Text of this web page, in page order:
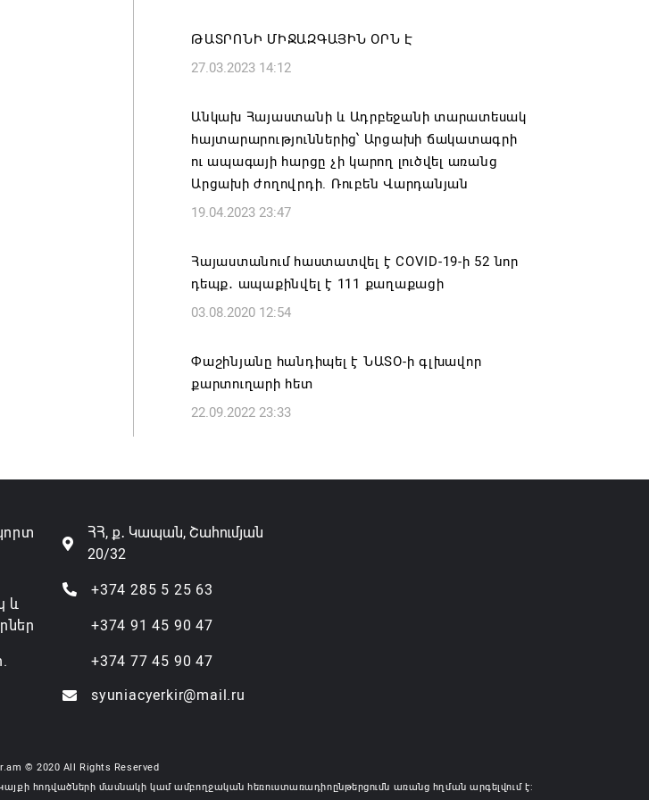
Ժամանակակից Բելառուսին պակասում է այն
Լուկաշենկոն
07.08.2026 17:16
ՀՀ ԱԱԾ սահմանապահ զորքերի
07.08.2026 16:57
07.08.2026 16:55
ԹԱՏՐՈՆԻ ՄԻՋԱԶԳԱՅԻՆ ՕՐՆ Է
27.03.2023 14:12
Անկախ Հայաստանի և Ադրբեջանի տարատեսակ
հայտարարություններից՝ Արցախի ճակատագրի
ու ապագայի հարցը չի կարող լուծվել առանց
Արցախի ժողովրդի. Ռուբեն Վարդանյան
19.04.2023 23:47
Հայաստանում հաստատվել է COVID-19-ի 52 նոր
դեպք․ ապաքինվել է 111 քաղաքացի
03.08.2020 12:54
Փաշինյանը հանդիպել է ՆԱՏՕ-ի գլխավոր
քարտուղարի հետ
22.09.2022 23:33
և
ՀՀ, ք․ Կապան, Շահումյան
20/32
+374 285 5 25 63
+374 91 45 90 47
+374 77 45 90 47
syuniacyerkir@mail.ru
© 2020 All Rights Reserved
հոդվածների մասնակի կամ ամբողջական հեռուստառադիոընթերցումն առանց հղման արգելվում է: